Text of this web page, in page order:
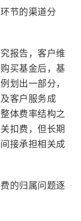
节的渠道分
报告，客户维
买基金后，基
划出一部分，
客户服务成
体费率结构之
扣费，但长期
接承担相关成
的归属问题逐